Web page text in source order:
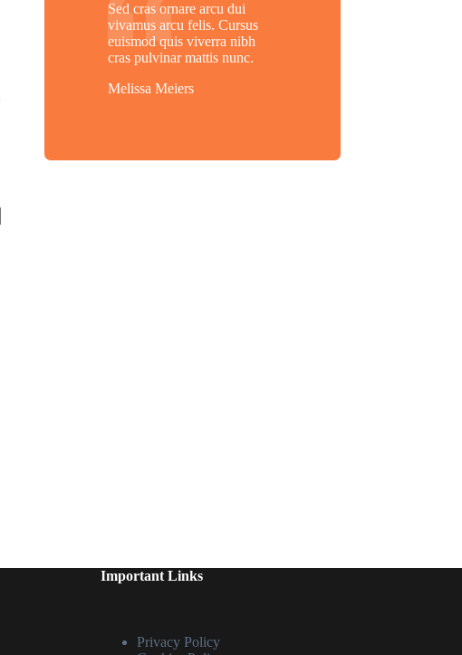
Sed cras ornare arcu dui
vivamus arcu felis. Cursus
euismod quis viverra nibh
cras pulvinar mattis nunc.
Melissa Meiers
Important Links
Privacy Policy